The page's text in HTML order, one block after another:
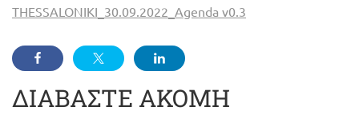
THESSALONIKI_30.09.2022_Agenda v0.3
ΔΙΑΒΑΣΤΕ ΑΚΟΜΗ